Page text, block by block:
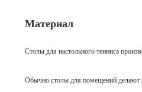
Материал
Столы для настольного тенниса
Обычно столы для помещений